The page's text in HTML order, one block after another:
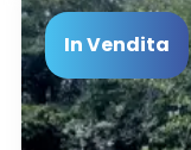
In Vendita